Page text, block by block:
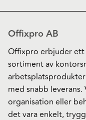
Offixpro AB
Offixpro erbjuder
sortiment av
med snabb
organisation eller
det vara enkelt,